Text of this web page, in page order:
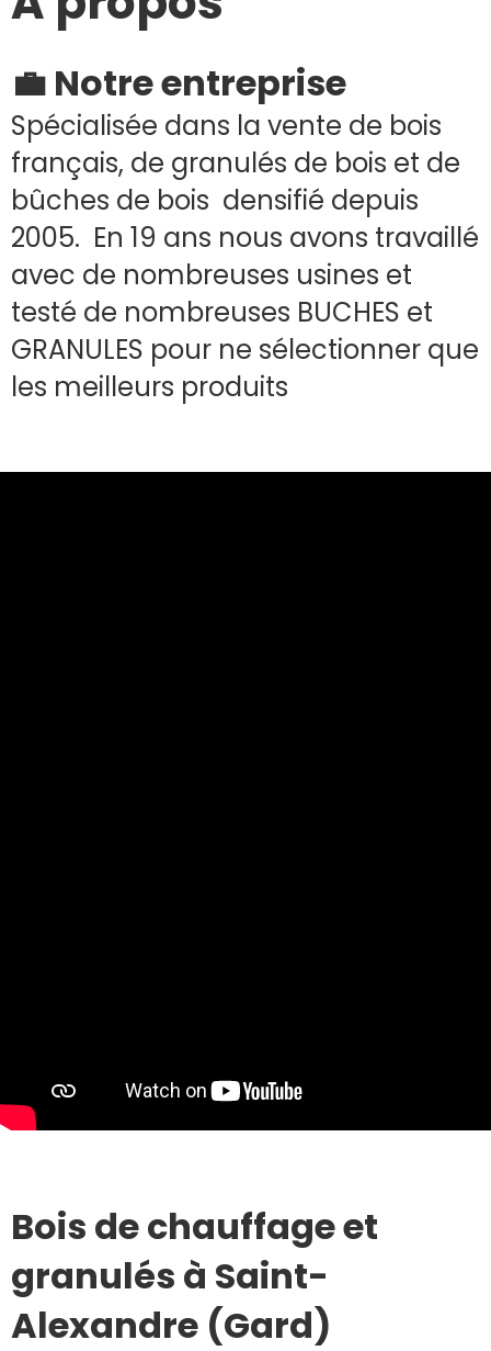
💼 Notre entreprise
Spécialisée dans la vente de bois
français, de granulés de bois et de
bûches de bois densifié depuis
2005. En 19 ans nous avons travaillé
avec de nombreuses usines et
testé de nombreuses BUCHES et
GRANULES pour ne sélectionner que
les meilleurs produits
Bois de chauffage et
granulés à Saint-
Alexandre (Gard)